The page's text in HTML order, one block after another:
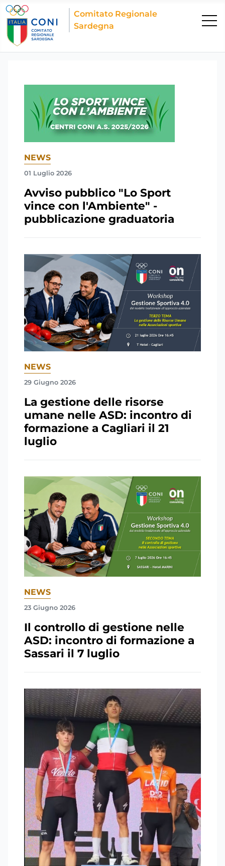
Comitato Regionale
Sardegna
NEWS
01 Luglio 2026
Avviso pubblico "Lo Sport
vince con l'Ambiente" -
pubblicazione graduatoria
NEWS
29 Giugno 2026
La gestione delle risorse
umane nelle ASD: incontro di
formazione a Cagliari il 21
luglio
NEWS
23 Giugno 2026
Il controllo di gestione nelle
ASD: incontro di formazione a
Sassari il 7 luglio